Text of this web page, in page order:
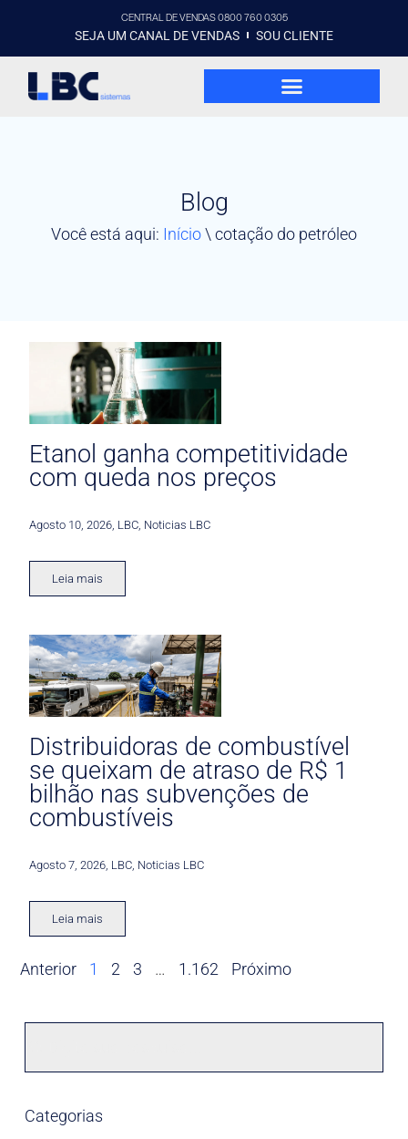
CENTRAL DE VENDAS 0800 760 0305
SEJA UM CANAL DE VENDAS SOU CLIENTE
Blog
Você está aqui: Início\ cotação do petróleo
Etanol ganha competitividade
com queda nos preços
Agosto 10, 2026 LBC Noticias LBC
Leia mais
Distribuidoras de combustível
se queixam de atraso de R$ 1
bilhão nas subvenções de
combustíveis
Agosto 7, 2026 LBC Noticias LBC
Leia mais
Anterior 1 2 3 … 1.162 Próximo
Categorias